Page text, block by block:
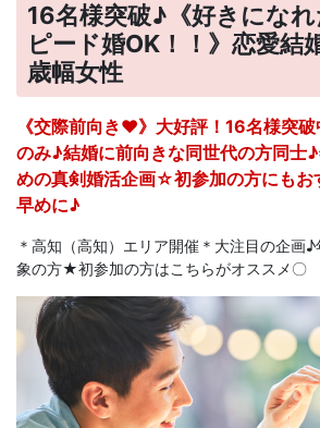
16名様突破♪《好きにな
ピード婚OK！！》恋愛結
歳幅女性
《交際前向き♥》大好評！16名様突
のみ♪結婚に前向きな同世代の方同士
めの真剣婚活企画☆初参加の方にもお
早めに♪
＊高知（高知）エリア開催＊大注目の企画
象の方★初参加の方はこちらがオススメ〇